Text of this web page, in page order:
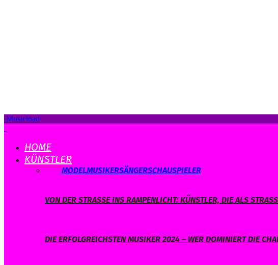
Musicload
HOME
KÜNSTLER
MODELMUSIKERSÄNGERSCHAUSPIELER
VON DER STRASSE INS RAMPENLICHT: KÜNSTLER, DIE ALS
DIE ERFOLGREICHSTEN MUSIKER 2024 – WER DOMINIERT DIE